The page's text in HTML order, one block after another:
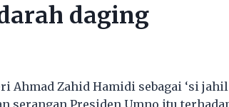
daging
Ahmad Zahid Hamidi sebagai ‘si